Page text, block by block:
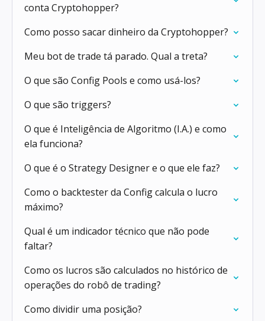
conta Cryptohopper?
Como posso sacar dinheiro da Cryptohopper?
Meu bot de trade tá parado. Qual a treta?
O que são Config Pools e como usá-los?
O que são triggers?
O que é Inteligência de Algoritmo (I.A.) e como
ela funciona?
O que é o Strategy Designer e o que ele faz?
Como o backtester da Config calcula o lucro
máximo?
Qual é um indicador técnico que não pode
faltar?
Como os lucros são calculados no histórico de
operações do robô de trading?
Como dividir uma posição?